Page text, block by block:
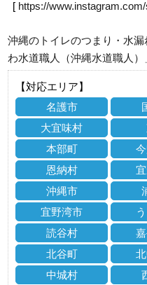
[ https://
沖縄のトイレのつまり・水
わ水道職人（沖縄水道職人）
【対応エリア】
名護市
大宜味村
本部町
恩納村
沖縄市
宜野湾市
読谷村
北谷町
中城村